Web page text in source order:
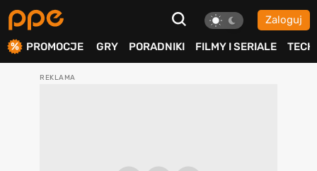
Zaloguj
PROMOCJE GRY PORADNIKI FILMY I SERIALE TECH